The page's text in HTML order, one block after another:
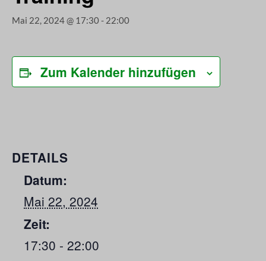
Mai 22, 2024 @ 17:30- 22:00
Zum Kalender hinzufügen
DETAILS
Datum:
Mai 22, 2024
Zeit:
17:30 - 22:00